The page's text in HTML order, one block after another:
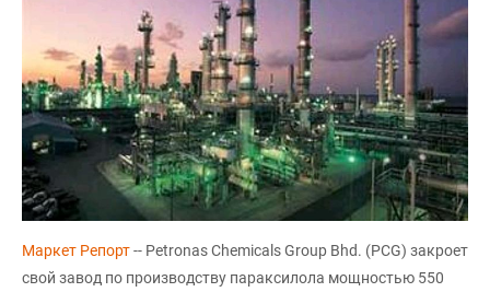
Маркет Репорт-- Petronas Chemicals Group Bhd. (PCG) закроет
свой завод по производству параксилола мощностью 550